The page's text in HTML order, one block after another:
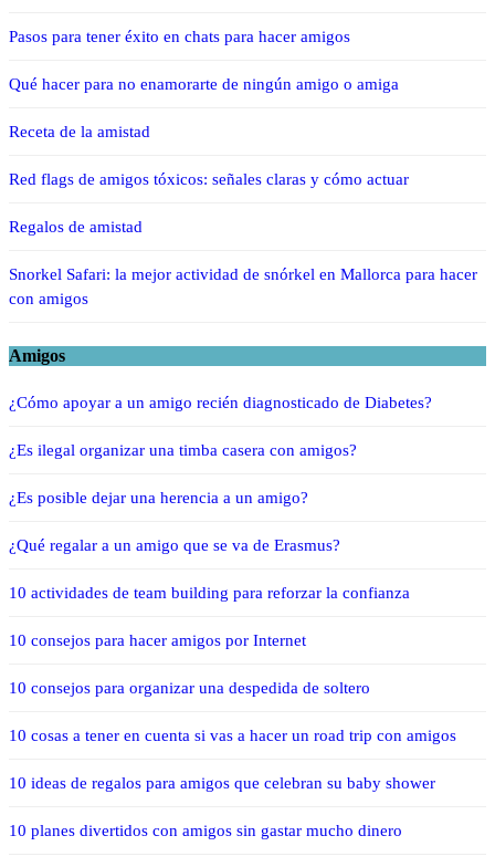
Pasos para tener éxito en chats para hacer amigos
Qué hacer para no enamorarte de ningún amigo o amiga
Receta de la amistad
Red flags de amigos tóxicos: señales claras y cómo actuar
Regalos de amistad
Snorkel Safari: la mejor actividad de snórkel en Mallorca para hacer
con amigos
Amigos
¿Cómo apoyar a un amigo recién diagnosticado de Diabetes?
¿Es ilegal organizar una timba casera con amigos?
¿Es posible dejar una herencia a un amigo?
¿Qué regalar a un amigo que se va de Erasmus?
10 actividades de team building para reforzar la confianza
10 consejos para hacer amigos por Internet
10 consejos para organizar una despedida de soltero
10 cosas a tener en cuenta si vas a hacer un road trip con amigos
10 ideas de regalos para amigos que celebran su baby shower
10 planes divertidos con amigos sin gastar mucho dinero